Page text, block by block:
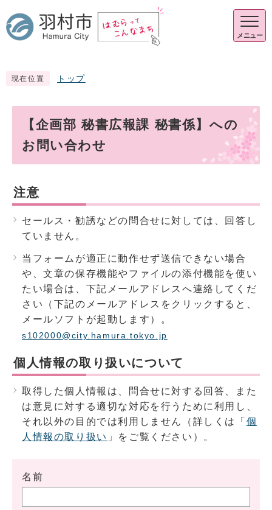
メニュー
現在位置 トップ
【企画部 秘書広報課 秘書係】への
お問い合わせ
注意
セールス・勧誘などの問合せに対しては、回答し
ていません。
当フォームが適正に動作せず送信できない場合
や、文章の保存機能やファイルの添付機能を使い
たい場合は、下記メールアドレスへ連絡してくだ
さい（下記のメールアドレスをクリックすると、
メールソフトが起動します）。
s102000@city.hamura.tokyo.jp
個人情報の取り扱いについて
取得した個人情報は、問合せに対する回答、また
は意見に対する適切な対応を行うために利用し、
それ以外の目的では利用しません（詳しくは「 個
人情報の取り扱い 」をご覧ください）。
名前